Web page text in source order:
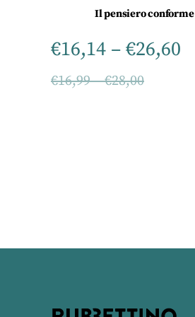
Il pensiero conforme
€16,14 – €26,60
€16,99–€28,00